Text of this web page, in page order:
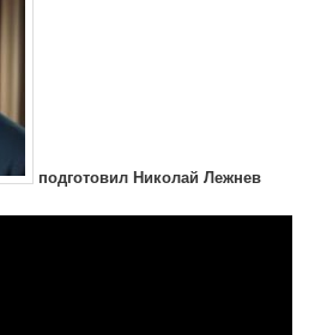
подготовил Николай Лежнев